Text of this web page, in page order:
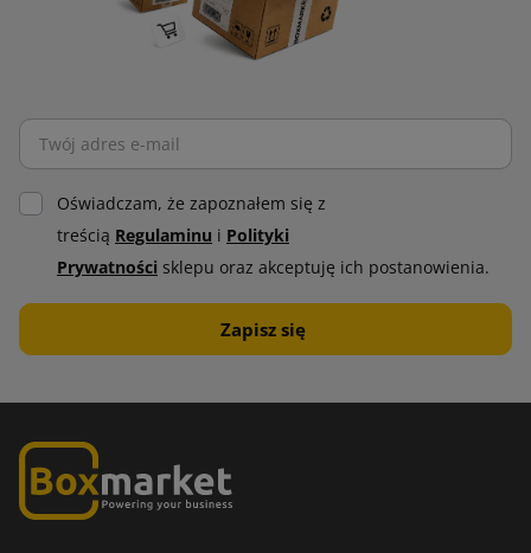
Oświadczam, że zapoznałem się z
treścią Regulaminu i Polityki
Prywatności sklepu oraz akceptuję ich postanowienia.